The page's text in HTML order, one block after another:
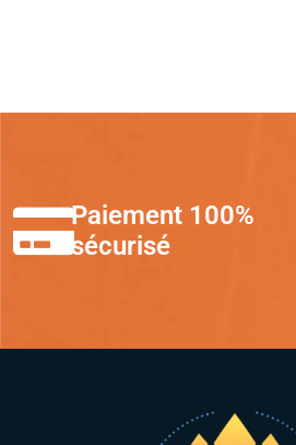
Paiement 100%
sécurisé